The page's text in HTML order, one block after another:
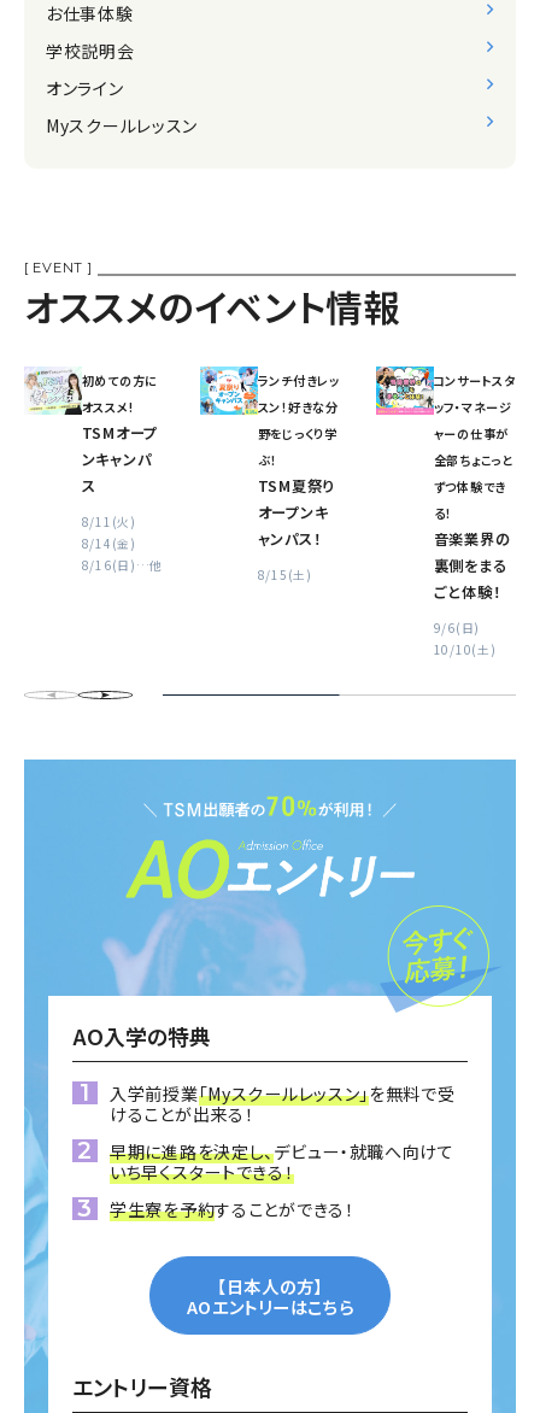
お仕事体験
学校説明会
オンライン
Myスクールレッスン
[ EVENT ]
オススメのイベント情報
初めての方に
オススメ!
TSMオープ
ンキャンパ
ス
8/11(火)
8/14(金)
8/16(日) …他
ランチ付きレッ
スン！好きな分
野をじっくり学
ぶ！
TSM夏祭り
オープンキ
ャンパス！
8/15(土)
コンサートスタ
ッフ・マネージ
ャーの仕事が
全部ちょこっと
ずつ体験でき
る！
音楽業界の
裏側をまる
ごと体験！
9/6(日)
10/10(土)
AO入学の特典
入学前授業「Myスクールレッスン」を無料で受
けることが出来る！
早期に進路を決定し、デビュー・就職へ向けて
いち早くスタートできる！
学生寮を予約することができる！
【日本人の方】
AOエントリーはこちら
エントリー資格